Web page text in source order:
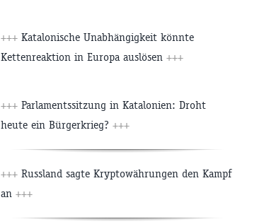
+++ Katalonische Unabhängigkeit könnte
Kettenreaktion in Europa auslösen +++
+++ Parlamentssitzung in Katalonien: Droht
heute ein Bürgerkrieg? +++
+++ Russland sagte Kryptowährungen den Kampf
an +++